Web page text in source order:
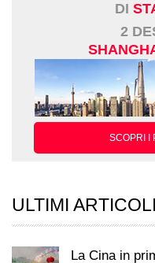
DI
2
SCOPRI I
ULTIMI ARTICOLI
La Cina in